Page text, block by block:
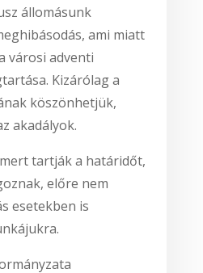
állomásunk
ami miatt
városi adventi
Kizárólag a
köszönhetjük,
akadályok.
tartják a határidőt,
előre nem
esetekben is